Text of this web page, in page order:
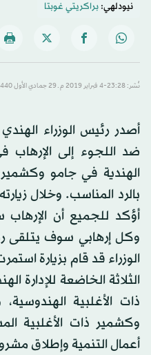
نيودلهي:براكريتي غوبتا
نُشر: 23:28-4 فبراير 2019 م ـ 29 جمادي الأول 1440 هـ
أصدر رئيس الوزراء
ضد اللجوء إلى الإرهاب
الهندية في جامو
بالرد المناسب. وخلال
أؤكد للجميع أن
وكل إرهابي سوف يتلقى
الوزراء قد قام بزيارة
الثلاثة الخاضعة للإدارة
ذات الأغلبية الهندوسية،
وكشمير ذات الأغلبية
أعمال التنمية وإطلاق